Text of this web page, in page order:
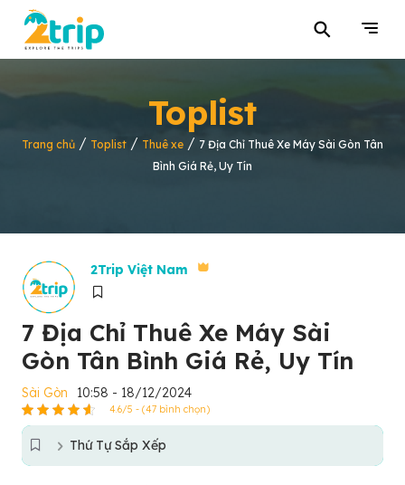
⚲
Toplist
Trang chủ / Toplist / Thuê xe / 7 Địa Chỉ Thuê Xe Máy Sài Gòn Tân
Bình Giá Rẻ, Uy Tín
2Trip Việt Nam
7 Địa Chỉ Thuê Xe Máy Sài
Gòn Tân Bình Giá Rẻ, Uy Tín
Sài Gòn 10:58 - 18/12/2024
4.6/5 - (47 bình chọn)
Thứ Tự Sắp Xếp